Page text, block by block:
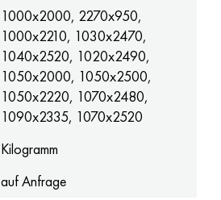
1000x2000, 2270x950,
1000x2210, 1030x2470,
1040x2520, 1020x2490,
1050x2000, 1050x2500,
1050x2220, 1070x2480,
1090x2335, 1070x2520
Kilogramm
auf Anfrage